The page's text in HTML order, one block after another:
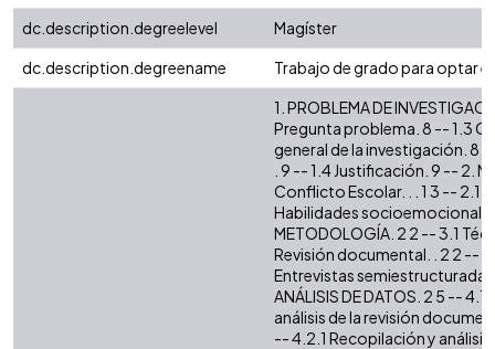
dc.description.degreelevel
Magíster
dc.description.degreename
Trabajo de grado para optar
1. PROBLEMA DE
Pregunta problema. 8 -- 1.3
general de la investigación. 8
. 9 -- 1.4 Justificación. 9 -- 2.
Conflicto Escolar. . . 1 3 --
Habilidades
METODOLOGÍA. 2 2 -- 3.1
Revisión documental. . 2 2 --
Entrevistas semiestructuradas
ANÁLISIS DE DATOS. 2 5 --
análisis de la revisión
-- 4.2.1 Recopilación y